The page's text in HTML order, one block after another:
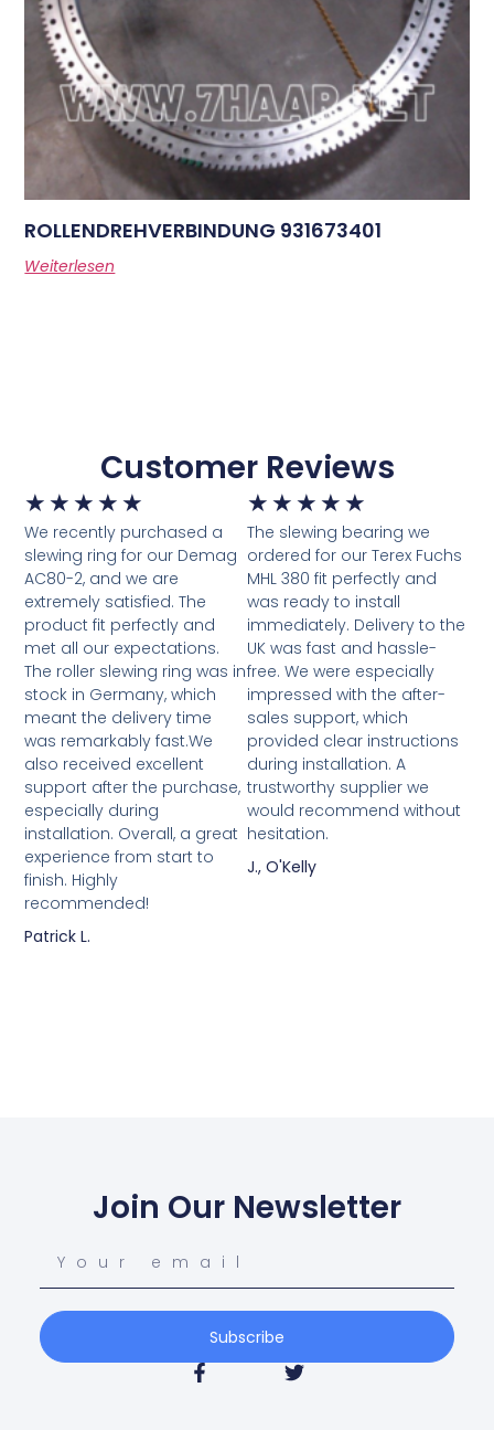
ROLLENDREHVERBINDUNG 931673401
Weiterlesen
Customer Reviews
★ ★ ★ ★ ★
We recently purchased a
slewing ring for our Demag
AC80-2, and we are
extremely satisfied. The
product fit perfectly and
met all our expectations.
The roller slewing ring was in
stock in Germany, which
meant the delivery time
was remarkably fast.We
also received excellent
support after the purchase,
especially during
installation. Overall, a great
experience from start to
finish. Highly
recommended!
Patrick L.
★ ★ ★ ★ ★
The slewing bearing we
ordered for our Terex Fuchs
MHL 380 fit perfectly and
was ready to install
immediately. Delivery to the
UK was fast and hassle-
free. We were especially
impressed with the after-
sales support, which
provided clear instructions
during installation. A
trustworthy supplier we
would recommend without
hesitation.
J., O'Kelly
Join Our Newsletter
Subscribe